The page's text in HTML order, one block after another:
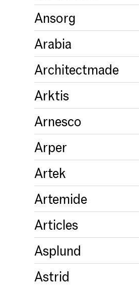
Ansorg
Arabia
Architectmade
Arktis
Arnesco
Arper
Artek
Artemide
Articles
Asplund
Astrid